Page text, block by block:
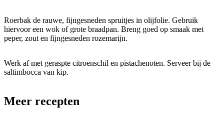
Roerbak de rauwe, fijngesneden spruitjes in olijfolie. Gebruik
hiervoor een wok of grote braadpan. Breng goed op smaak met
peper, zout en fijngesneden rozemarijn.
Werk af met geraspte citroenschil en pistachenoten. Serveer bij de
saltimbocca van kip.
Meer recepten